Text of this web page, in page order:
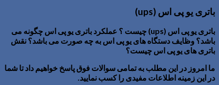
باتری یو پی اس (
ups
)
باتری یو پی اس (ups) چیست ؟ عملکرد باتری یو پی اس چگونه می
باشد؟ وظایف دستگاه های یو پی اس به چه صورت می باشد؟ نقش
باتری های یو پی اس چیست؟
ما امروز در این مطلب به تمامی سوالات فوق پاسخ خواهیم داد تا شما
در این زمینه اطلاعات مفیدی را کسب نمایید.